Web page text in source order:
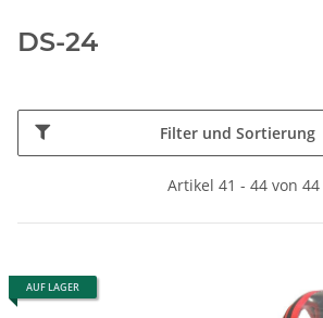
DS-24
Filter und Sortierung
Artikel 41 - 44 von 44
AUF LAGER